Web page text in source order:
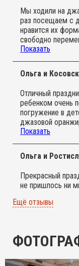
Мы ходили на
раз посещаем с
нравится их
свободно
актуально для
музыка,
композиций,
знакомства
огоньками: всем
фонарики и в
что мы все
завершении
игрушки, и
традиционно -
настроение
Показать
Ольга и
Отличный
ребенком очень
погружение в
джазовой
хорошего
Показать
Ольга и
Прекрасный
не пришлось ни
Ещё отзывы